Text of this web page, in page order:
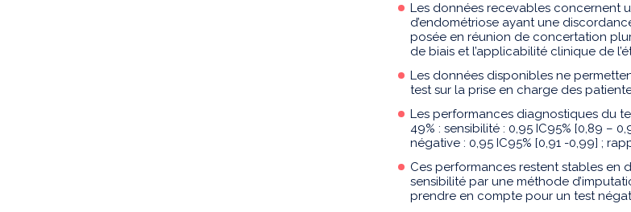
Les données recevables concernent
d’endométriose ayant une
posée en réunion de concertation
de biais et l’applicabilité clinique de
Les données disponibles ne
test sur la prise en charge des
Les performances diagnostiques du
49% : sensibilité : 0,95 IC95% [0,89 –
négative : 0,95 IC95% [0,91 -0,99] ;
Ces performances restent stables en
sensibilité par une méthode
prendre en compte pour un test